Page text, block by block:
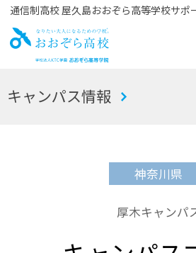
通信制高校 屋久島おおぞら高等学校サポ
お
キャンパス情報
神奈川県
厚木キャンパ